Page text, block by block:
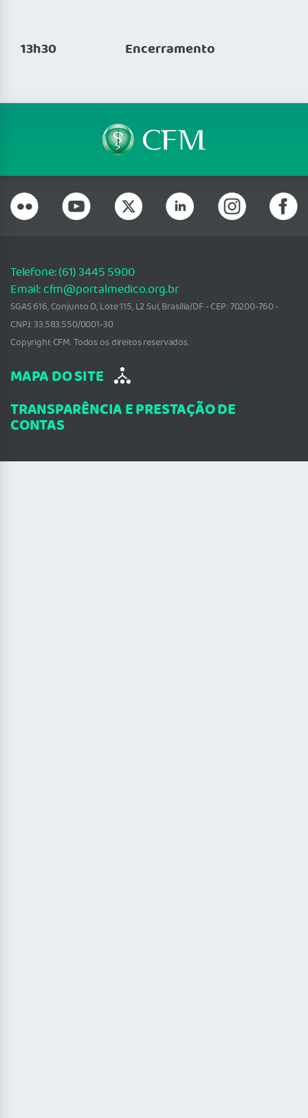
13h30 Encerramento
Telefone: (61) 3445 5900
Email: cfm@portalmedico.org.br
SGAS 616, Conjunto D, Lote 115, L2 Sul, Brasília/DF - CEP: 70200-760 -
CNPJ: 33.583.550/0001-30
Copyright CFM. Todos os direitos reservados.
MAPA DO SITE
TRANSPARÊNCIA E PRESTAÇÃO DE
CONTAS